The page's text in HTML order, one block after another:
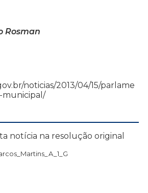
Rosman
noticias/2013/04/15/parlame
municipal/
notícia na resolução original